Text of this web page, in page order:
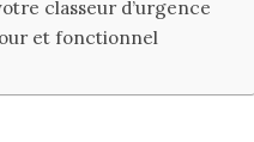
classeur d’urgence
et fonctionnel